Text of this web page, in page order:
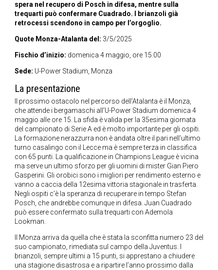
spera nel recupero di Posch in difesa, mentre sulla
trequarti può confermare Cuadrado. I brianzoli già
retrocessi scendono in campo per l’orgoglio.
Quote Monza-Atalanta del: 3/5/2025
Fischio d’inizio: domenica 4 maggio, ore 15.00
Sede: U-Power Stadium, Monza
La presentazione
Il prossimo ostacolo nel percorso dell’Atalanta è il Monza,
che attende i bergamaschi all’U-Power Stadium domenica 4
maggio alle ore 15. La sfida è valida per la 35esima giornata
del campionato di Serie A ed è molto importante per gli ospiti.
La formazione nerazzurra non è andata oltre il pari nell’ultimo
turno casalingo con il Lecce ma è sempre terza in classifica
con 65 punti. La qualificazione in Champions League è vicina
ma serve un ultimo sforzo per gli uomini di mister Gian Piero
Gasperini. Gli orobici sono i migliori per rendimento esterno e
vanno a caccia della 12esima vittoria stagionale in trasferta.
Negli ospiti c’è la speranza di recuperare in tempo Stefan
Posch, che andrebbe comunque in difesa. Juan Cuadrado
può essere confermato sulla trequarti con Ademola
Lookman.
Il Monza arriva da quella che è stata la sconfitta numero 23 del
suo campionato, rimediata sul campo della Juventus. I
brianzoli, sempre ultimi a 15 punti, si apprestano a chiudere
una stagione disastrosa e a ripartire l’anno prossimo dalla